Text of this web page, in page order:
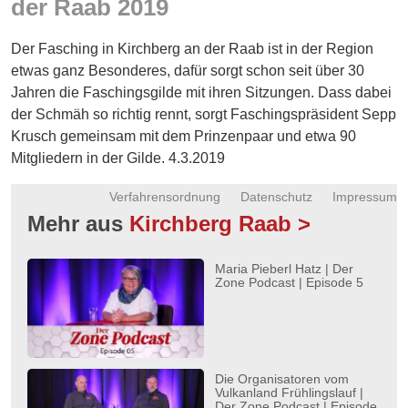
Energie
Schnöll
gfrogt
Zonen
Podcast
der Raab 2019
Der Fasching in Kirchberg an der Raab ist in der Region
etwas ganz Besonderes, dafür sorgt schon seit über 30
Jahren die Faschingsgilde mit ihren Sitzungen. Dass dabei
der Schmäh so richtig rennt, sorgt Faschingspräsident Sepp
Krusch gemeinsam mit dem Prinzenpaar und etwa 90
Mitgliedern in der Gilde. 4.3.2019
Impressum
Datenschutz
Verfahrensordnung
Mehr aus Kirchberg Raab >
Maria Pieberl Hatz | Der
Zone Podcast | Episode 5
Die Organisatoren vom
Vulkanland Frühlingslauf |